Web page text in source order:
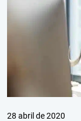
28 abril de 2020